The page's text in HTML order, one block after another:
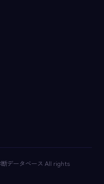
データベース All rights